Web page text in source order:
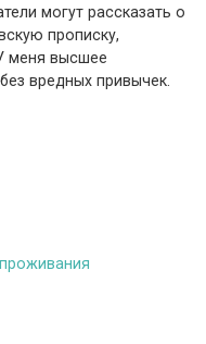
могут рассказать о
прописку,
меня высшее
вредных привычек.